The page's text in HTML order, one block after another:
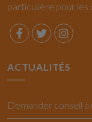
particulière pour les
ACTUALITÉS
Demander conseil